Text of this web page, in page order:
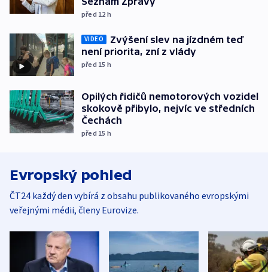
před 12 h
VIDEO
Zvýšení slev na jízdném teď
není priorita, zní z vlády
před 15 h
Opilých řidičů nemotorových vozidel
skokově přibylo, nejvíc ve středních
Čechách
před 15 h
Evropský pohled
ČT24 každý den vybírá z obsahu publikovaného evropskými
veřejnými médii, členy Eurovize.